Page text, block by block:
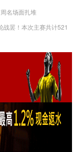
名场面扎堆
战罢！本次主赛共计521